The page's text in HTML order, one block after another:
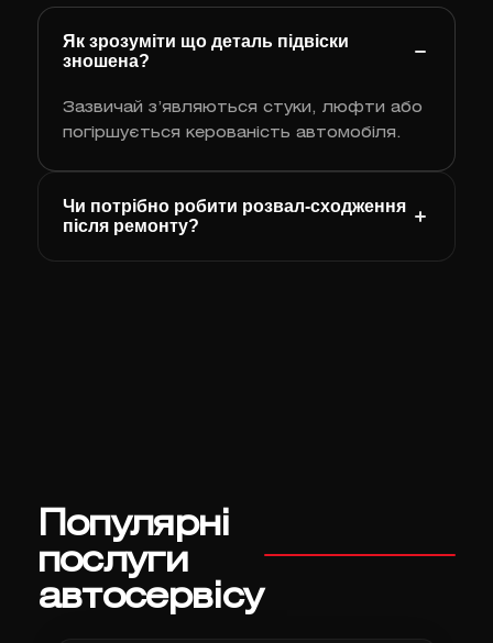
Як зрозуміти що деталь підвіски
зношена?
Зазвичай з’являються стуки, люфти або
погіршується керованість автомобіля.
Чи потрібно робити розвал‑сходження
після ремонту?
Популярні
послуги
автосервісу